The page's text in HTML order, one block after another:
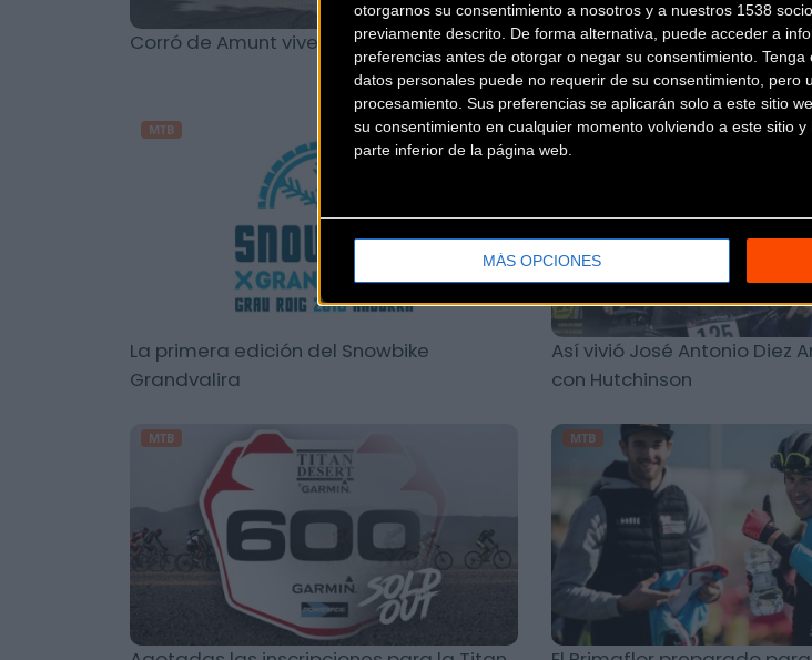
otorgarnos su consentimiento a nosotros y a nuestros 1538
previamente descrito. De forma alternativa, puede acceder a
preferencias antes de otorgar o negar su consentimiento. Tenga
datos personales puede no requerir de su consentimiento, pero
procesamiento. Sus preferencias se aplicarán solo a este sitio
su consentimiento en cualquier momento volviendo a este sitio
parte inferior de la página web.
MÁS OPCIONES
Corró de Amunt vive otra fiesta del XCO
La Vuelta Ibiza en Mountain
supera sus límites
MTB
La primera edición del Snowbike
Grandvalira
MTB
Así vivió José Antonio Diez
con Hutchinson
MTB MTB